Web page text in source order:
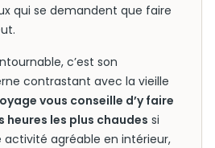
qui se demandent que faire
c’est son
contrastant avec la vieille
vous conseille d’y faire
les plus chaudes si
activité agréable en intérieur,